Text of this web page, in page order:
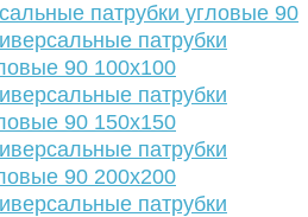
патрубки угловые 90
патрубки
90 100х100
патрубки
90 150х150
патрубки
90 200х200
патрубки